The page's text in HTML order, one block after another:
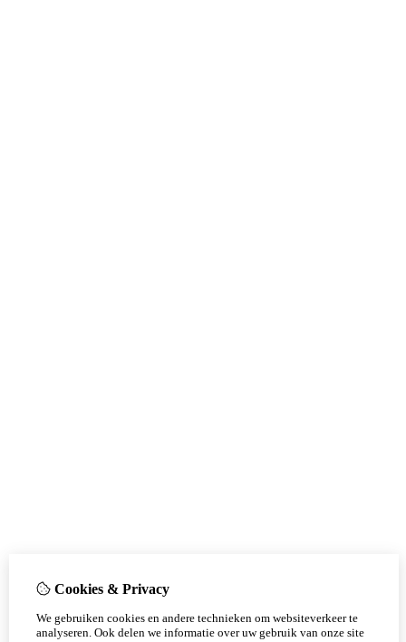
Cookies & Privacy
We gebruiken cookies en andere technieken om websiteverkeer te
analyseren. Ook delen we informatie over uw gebruik van onze site